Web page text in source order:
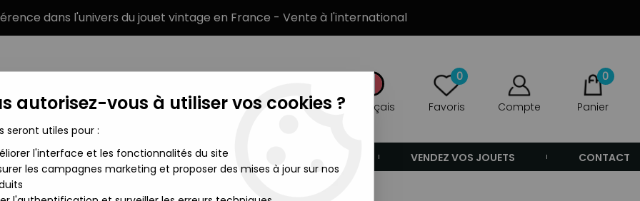
dans l'univers du jouet vintage en France - Vente à l'international
Français
0
Favoris Compte
0
Panier
MARQUES TYPE DE PRODUIT VENDEZ VOS JOUETS CONTACT
53 - Piéton Chef Coiffe jaune (réf 145)
autorisez-vous à utiliser vos cookies ?
seront utiles pour :
l'interface et les fonctionnalités du site
les campagnes marketing et proposer des mises à jour sur nos